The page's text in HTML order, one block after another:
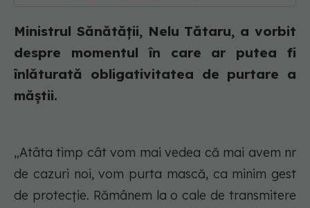
Ministrul Sănătății, Nelu Tătaru, a vorbit
despre momentul în care ar putea fi
înlăturată obligativitatea de purtare a
măștii.
„Atâta timp cât vom mai vedea că mai avem nr
de cazuri noi, vom purta mască, ca minim gest
de protecție. Rămânem la o cale de transmitere